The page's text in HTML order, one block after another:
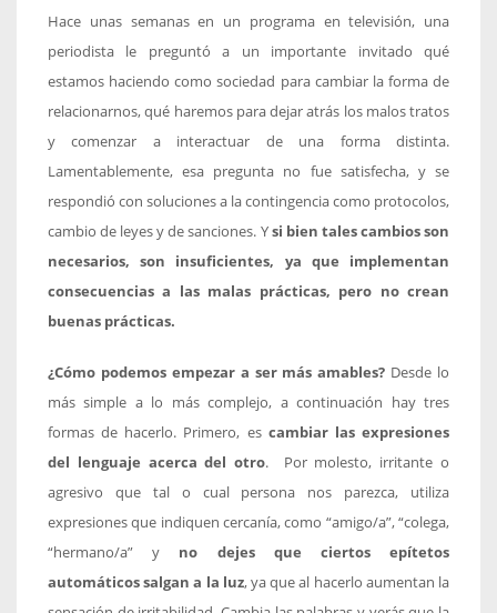
Hace unas semanas en un programa en televisión, una
periodista le preguntó a un importante invitado qué
estamos haciendo como sociedad para cambiar la forma de
relacionarnos, qué haremos para dejar atrás los malos tratos
y comenzar a interactuar de una forma distinta.
Lamentablemente, esa pregunta no fue satisfecha, y se
respondió con soluciones a la contingencia como protocolos,
cambio de leyes y de sanciones. Ysi bien tales cambios son
necesarios, son insuficientes, ya que implementan
consecuencias a las malas prácticas, pero no crean
buenas prácticas.
¿Cómo podemos empezar a ser más amables? Desde lo
más simple a lo más complejo, a continuación hay tres
formas de hacerlo. Primero, es cambiar las expresiones
del lenguaje acerca del otro. Por molesto, irritante o
agresivo que tal o cual persona nos parezca, utiliza
expresiones que indiquen cercanía, como “amigo/a”, “colega,
“hermano/a” y no dejes que ciertos epítetos
automáticos salgan a la luz, ya que al hacerlo aumentan la